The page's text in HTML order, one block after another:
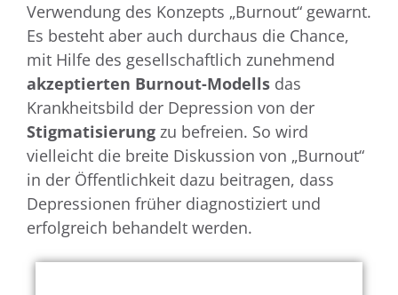
Verwendung des Konzepts „Burnout“ gewarnt.
Es besteht aber auch durchaus die Chance,
mit Hilfe des gesellschaftlich zunehmend
akzeptierten Burnout-Modells das
Krankheitsbild der Depression von der
Stigmatisierung zu befreien. So wird
vielleicht die breite Diskussion von „Burnout“
in der Öffentlichkeit dazu beitragen, dass
Depressionen früher diagnostiziert und
erfolgreich behandelt werden.